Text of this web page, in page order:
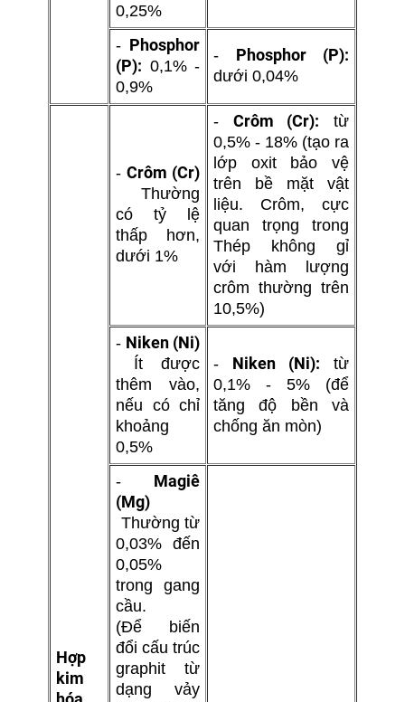
0,25%
- Phosphor
(P): 0,1% -
0,9%
- Phosphor (P):
dưới 0,04%
Hợp
kim
- Crôm (Cr)
Thường
có tỷ lệ
thấp hơn,
dưới 1%
- Crôm (Cr): từ
0,5% - 18% (tạo ra
lớp oxit bảo vệ
trên bề mặt vật
liệu. Crôm, cực
quan trọng trong
Thép không gỉ
với hàm lượng
crôm thường trên
10,5%)
- Niken (Ni)
Ít được
thêm vào,
nếu có chỉ
khoảng
0,5%
- Niken (Ni): từ
0,1% - 5% (để
tăng độ bền và
chống ăn mòn)
- Magiê
(Mg)
Thường từ
0,03% đến
0,05%
trong gang
cầu.
(Để biến
đổi cấu trúc
graphit từ
dạng vảy